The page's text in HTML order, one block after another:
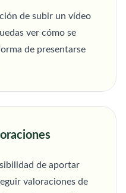
de subir un vídeo
ver cómo se
de presentarse
de aportar
valoraciones de